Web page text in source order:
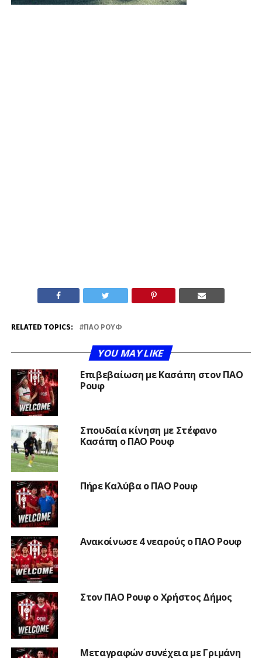
RELATED TOPICS: ΠΑΟ ΡΟΥΦ
YOU MAY LIKE
Επιβεβαίωση με Κασάπη στον ΠΑΟ
Ρουφ
Σπουδαία κίνηση με Στέφανο
Κασάπη ο ΠΑΟ Ρουφ
Πήρε Καλύβα ο ΠΑΟ Ρουφ
Ανακοίνωσε 4 νεαρούς ο ΠΑΟ Ρουφ
Στον ΠΑΟ Ρουφ ο Χρήστος Δήμος
Μεταγραφών συνέχεια με Γριμάνη